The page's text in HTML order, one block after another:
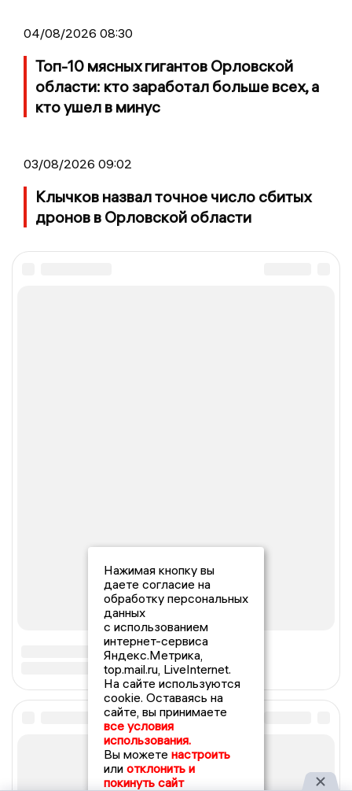
04/08/2026 08:30
Топ-10 мясных гигантов Орловской
области: кто заработал больше всех, а
кто ушел в минус
03/08/2026 09:02
Клычков назвал точное число сбитых
дронов в Орловской области
Нажимая кнопку вы
даете согласие на
обработку персональных
данных
с использованием
интернет-сервиса
Яндекс.Метрика,
top.mail.ru, LiveInternet.
На сайте используются
cookie. Оставаясь на
сайте, вы принимаете
все условия
использования.
Вы можете настроить
или отклонить и
покинуть сайт